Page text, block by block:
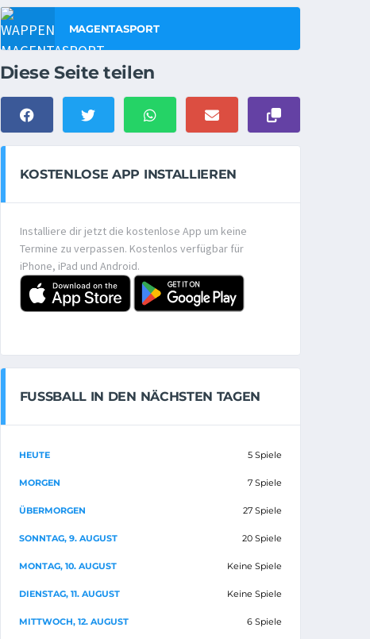
MAGENTASPORT
Diese Seite teilen
KOSTENLOSE APP INSTALLIEREN
Installiere dir jetzt die kostenlose App um keine
Termine zu verpassen. Kostenlos verfügbar für
iPhone, iPad und Android.
FUSSBALL IN DEN NÄCHSTEN TAGEN
HEUTE 5 Spiele
MORGEN 7 Spiele
ÜBERMORGEN 27 Spiele
SONNTAG, 9. AUGUST 20 Spiele
MONTAG, 10. AUGUST Keine Spiele
DIENSTAG, 11. AUGUST Keine Spiele
MITTWOCH, 12. AUGUST 6 Spiele